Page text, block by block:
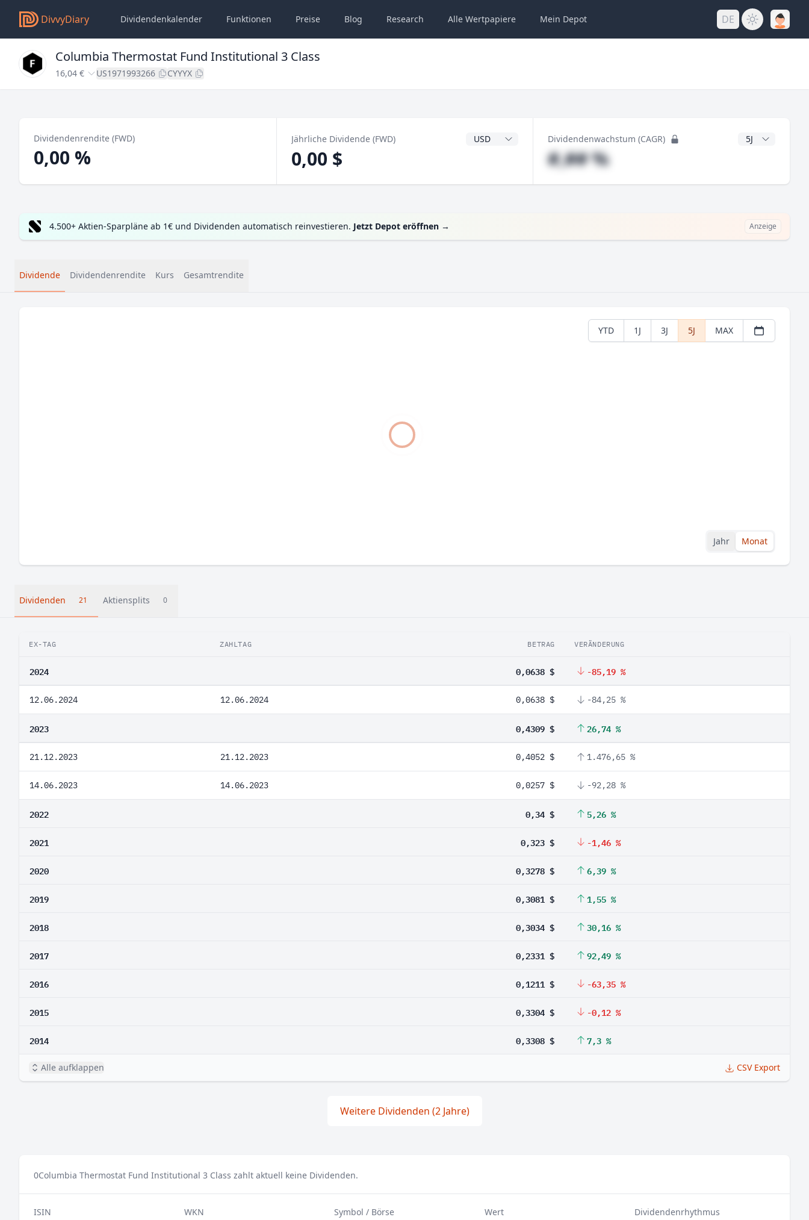
DivvyDiary Dividendenkalender Funktionen Preise Blog Research Alle Wertpapiere Mein Depot DE
Columbia Thermostat Fund Institutional 3 Class
16,04 € US1971993266 CYYYX
Dividendenrendite (FWD)
0,00 %
Jährliche Dividende (FWD) Dividendenwährung
0,00 $
Dividendenwachstum (CAGR) CAGR Jahre
#,## %
4.500+ Aktien-Sparpläne ab 1€ und Dividenden automatisch reinvestieren. Jetzt Depot eröffnen → Anzeige
Dividende Dividendenrendite Kurs Gesamtrendite
YTD 1J 3J 5J MAX
Jahr Monat
Dividenden 21 Aktiensplits 0
EX-TAG ZAHLTAG BETRAG VERÄNDERUNG
2024 0,0638 $ -85,19 %
12.06.2024 12.06.2024 0,0638 $ -84,25 %
2023 0,4309 $ 26,74 %
21.12.2023 21.12.2023 0,4052 $ 1.476,65 %
14.06.2023 14.06.2023 0,0257 $ -92,28 %
2022 0,34 $ 5,26 %
2021 0,323 $ -1,46 %
2020 0,3278 $ 6,39 %
2019 0,3081 $ 1,55 %
2018 0,3034 $ 30,16 %
2017 0,2331 $ 92,49 %
2016 0,1211 $ -63,35 %
2015 0,3304 $ -0,12 %
2014 0,3308 $ 7,3 %
Alle aufklappen CSV Export
Weitere Dividenden (2 Jahre)
0Columbia Thermostat Fund Institutional 3 Class zahlt aktuell keine Dividenden.
ISIN
WKN
Symbol / Börse
Wert
Dividendenrhythmus